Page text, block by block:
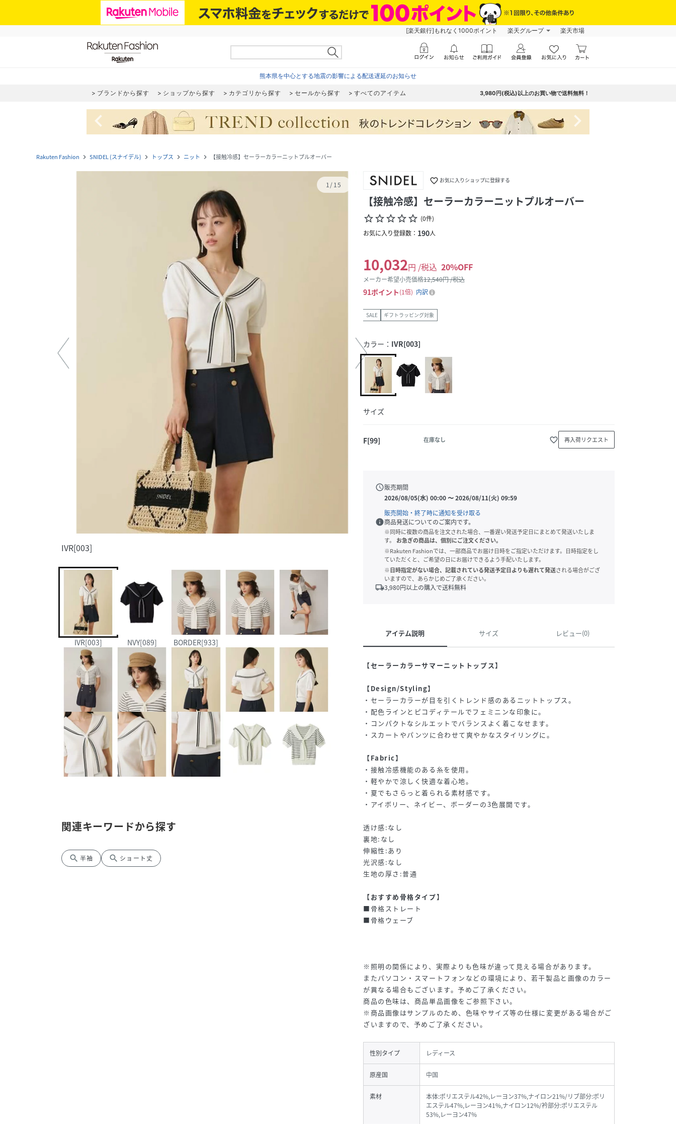
[楽天銀行]もれなく1000ポイント 楽天グループ 楽天市場
熊本県を中心とする地震の影響による配送遅延のお知らせ
ブランドから探す ショップから探す カテゴリから探す セールから探す すべてのアイテム 3,980円(税込)以上のお買い物で送料無料！
navigate_before navigate_next
Rakuten Fashion navigate_next SNIDEL (スナイデル) navigate_next トップス navigate_next ニット navigate_next 【接触冷感】セーラーカラーニットプルオーバー
1/15
IVR[003]
IVR[003] NVY[089] BORDER[933]
関連キーワードから探す
search 半袖 search ショート丈
favorite_border お気に入りショップに登録する
【接触冷感】セーラーカラーニットプルオーバー
star_borderstar_borderstar_borderstar_borderstar_border (0件)
お気に入り登録数： 190人
10,032円 /税込 20%OFF
メーカー希望小売価格12,540円 /税込
91ポイント 1倍 内訳
SALE ギフトラッピング対象
カラー： IVR[003]
サイズ
F[99] 在庫なし favorite_border 再入荷リクエスト
schedule販売期間
2026/08/05(水) 00:00〜2026/08/11(火) 09:59
販売開始・終了時に通知を受け取る
info商品発送についてのご案内です。
※同時に複数の商品を注文された場合、一番遅い発送予定日にまとめて発送いたしま
す。
お急ぎの商品は、個別にご注文ください。
※Rakuten Fashionでは、一部商品でお届け日時をご指定いただけます。日時指定をし
ていただくと、ご希望の日にお届けできるよう手配いたします。
※日時指定がない場合、記載されている発送予定日よりも遅れて発送される場合がござ
いますので、あらかじめご了承ください。
local_shipping3,980円以上の購入で送料無料
アイテム説明 サイズ レビュー(0)
【セーラーカラーサマーニットトップス】
【Design/Styling】
・セーラーカラーが目を引くトレンド感のあるニットトップス。
・配色ラインとピコディテールでフェミニンな印象に。
・コンパクトなシルエットでバランスよく着こなせます。
・スカートやパンツに合わせて爽やかなスタイリングに。
【Fabric】
・接触冷感機能のある糸を使用。
・軽やかで涼しく快適な着心地。
・夏でもさらっと着られる素材感です。
・アイボリー、ネイビー、ボーダーの3色展開です。
透け感:なし
裏地:なし
伸縮性:あり
光沢感:なし
生地の厚さ:普通
【おすすめ骨格タイプ】
■骨格ストレート
■骨格ウェーブ
※照明の関係により、実際よりも色味が違って見える場合があります。
またパソコン・スマートフォンなどの環境により、若干製品と画像のカラー
が異なる場合もございます。予めご了承ください。
商品の色味は、商品単品画像をご参照下さい。
※商品画像はサンプルのため、色味やサイズ等の仕様に変更がある場合がご
ざいますので、予めご了承ください。
性別タイプ レディース
原産国 中国
素材
本体:ポリエステル42%,レーヨン37%,ナイロン21%/リブ部分:ポリ
エステル47%,レーヨン41%,ナイロン12%/衿部分:ポリエステル
53%,レーヨン47%